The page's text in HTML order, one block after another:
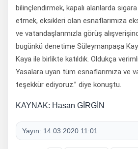
bilinçlendirmek, kapalı alanlarda
etmek, eksikleri olan esnaflarımıza
ve vatandaşlarımızla görüş
bugünkü denetime Süleymanpaşa
Kaya ile birlikte katıldık. Oldukça
Yasalara uyan tüm esnaflarımıza ve
teşekkür ediyoruz.” diye konuştu.
KAYNAK: Hasan GİRGİN
Yayın: 14.03.2020 11:01